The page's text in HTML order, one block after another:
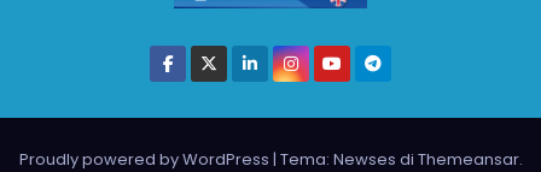
Proudly powered by WordPress | Tema: Newses di Themeansar.